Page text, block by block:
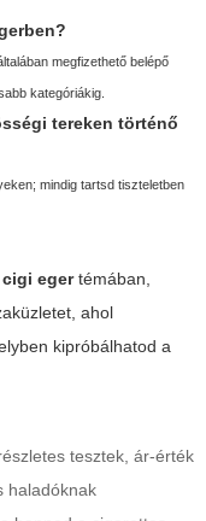
megfizethető belépő
kategóriákig.
tereken történő
mindig tartsd tiszteletben
cigi egertémában,
ahol
kipróbálhatod a
tesztek, ár-érték
haladóknak